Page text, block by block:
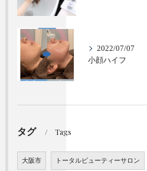
2022/07/07
小顔ハイフ
タグ Tags
大阪市 トータルビューティーサロン